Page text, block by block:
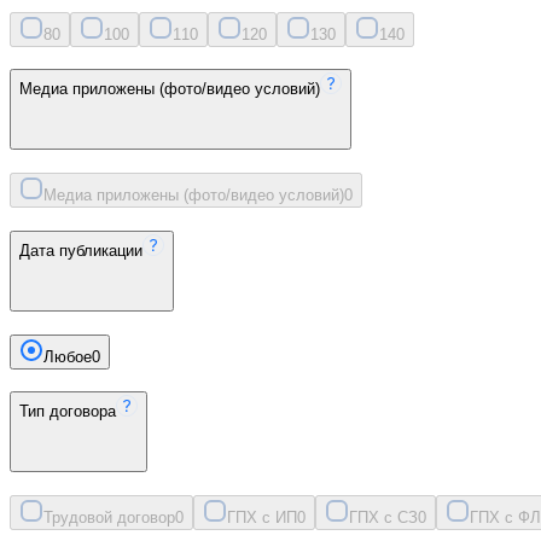
80 100 11 0 120 130 140
Медиа приложены (фото/видео условий)
Медиа приложены (фото/видео условий)0
Дата публикации
Любое0
Тип договора
Трудовой договор0 ГПХ с ИП0 ГПХ с СЗ0 ГПХ с ФЛ